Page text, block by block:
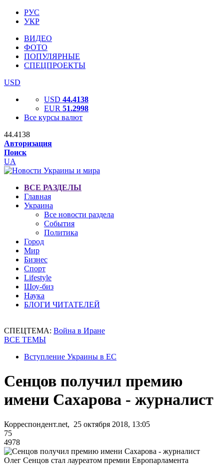
РУС
УКР
ВИДЕО
ФОТО
ПОПУЛЯРНЫЕ
СПЕЦПРОЕКТЫ
USD
USD 44.4138
EUR 51.2998
Все курсы валют
44.4138
Авторизация
Поиск
UA
ВСЕ РАЗДЕЛЫ
Главная
Украина
Все новости раздела
События
Политика
Город
Мир
Бизнес
Спорт
Lifestyle
Шоу-биз
Наука
БЛОГИ ЧИТАТЕЛЕЙ
СПЕЦТЕМА: Война в Иране
ВСЕ ТЕМЫ
Вступление Украины в ЕС
Сенцов получил премию
имени Сахарова - журналист
Корреспондент.net, 25 октября 2018, 13:05
75
4978
Олег Сенцов стал лауреатом премии Европарламента